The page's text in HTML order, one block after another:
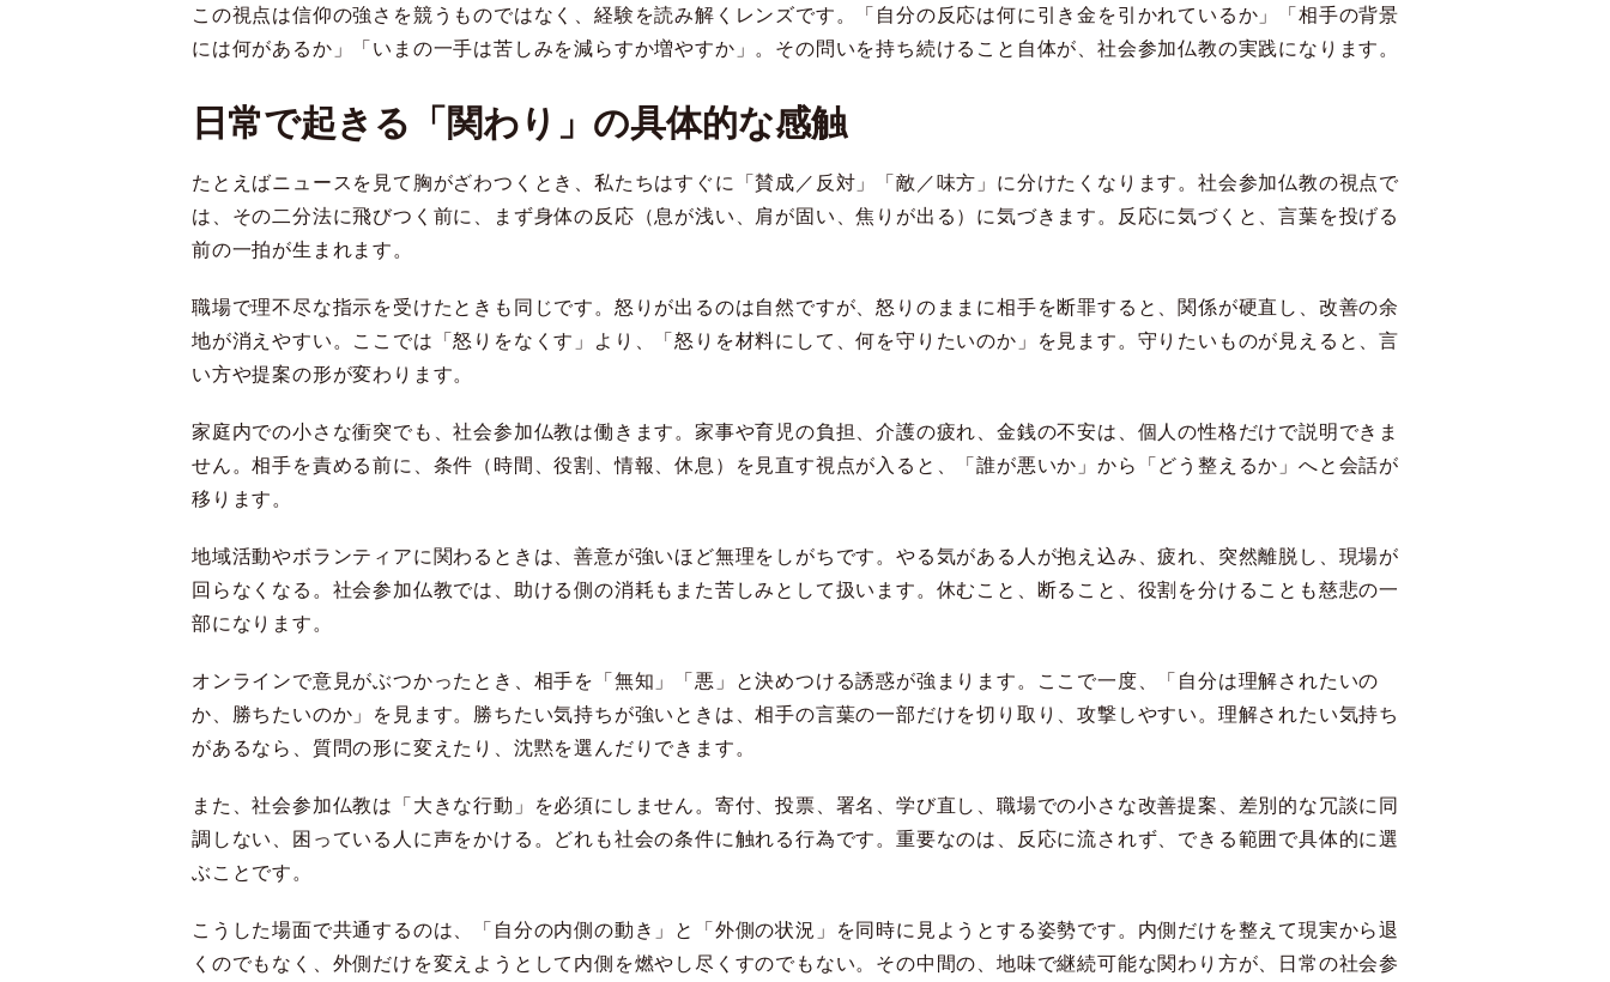
この視点は信仰の強さを競うものではなく、経験を読み解くレンズです。「自分の反応は何に引き金を引かれているか」「相手の背景
には何があるか」「いまの一手は苦しみを減らすか増やすか」。その問いを持ち続けること自体が、社会参加仏教の実践になります。
日常で起きる「関わり」の具体的な感触
たとえばニュースを見て胸がざわつくとき、私たちはすぐに「賛成／反対」「敵／味方」に分けたくなります。社会参加仏教の視点で
は、その二分法に飛びつく前に、まず身体の反応（息が浅い、肩が固い、焦りが出る）に気づきます。反応に気づくと、言葉を投げる
前の一拍が生まれます。
職場で理不尽な指示を受けたときも同じです。怒りが出るのは自然ですが、怒りのままに相手を断罪すると、関係が硬直し、改善の余
地が消えやすい。ここでは「怒りをなくす」より、「怒りを材料にして、何を守りたいのか」を見ます。守りたいものが見えると、言
い方や提案の形が変わります。
家庭内での小さな衝突でも、社会参加仏教は働きます。家事や育児の負担、介護の疲れ、金銭の不安は、個人の性格だけで説明できま
せん。相手を責める前に、条件（時間、役割、情報、休息）を見直す視点が入ると、「誰が悪いか」から「どう整えるか」へと会話が
移ります。
地域活動やボランティアに関わるときは、善意が強いほど無理をしがちです。やる気がある人が抱え込み、疲れ、突然離脱し、現場が
回らなくなる。社会参加仏教では、助ける側の消耗もまた苦しみとして扱います。休むこと、断ること、役割を分けることも慈悲の一
部になります。
オンラインで意見がぶつかったとき、相手を「無知」「悪」と決めつける誘惑が強まります。ここで一度、「自分は理解されたいの
か、勝ちたいのか」を見ます。勝ちたい気持ちが強いときは、相手の言葉の一部だけを切り取り、攻撃しやすい。理解されたい気持ち
があるなら、質問の形に変えたり、沈黙を選んだりできます。
また、社会参加仏教は「大きな行動」を必須にしません。寄付、投票、署名、学び直し、職場での小さな改善提案、差別的な冗談に同
調しない、困っている人に声をかける。どれも社会の条件に触れる行為です。重要なのは、反応に流されず、できる範囲で具体的に選
ぶことです。
こうした場面で共通するのは、「自分の内側の動き」と「外側の状況」を同時に見ようとする姿勢です。内側だけを整えて現実から退
くのでもなく、外側だけを変えようとして内側を燃やし尽くすのでもない。その中間の、地味で継続可能な関わり方が、日常の社会参